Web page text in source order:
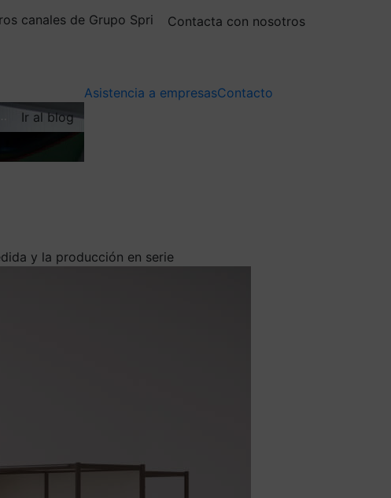
canales de Grupo Spri
Contacta con nosotros
Ir al blog
Asistencia a empresasContacto
y la producción en serie